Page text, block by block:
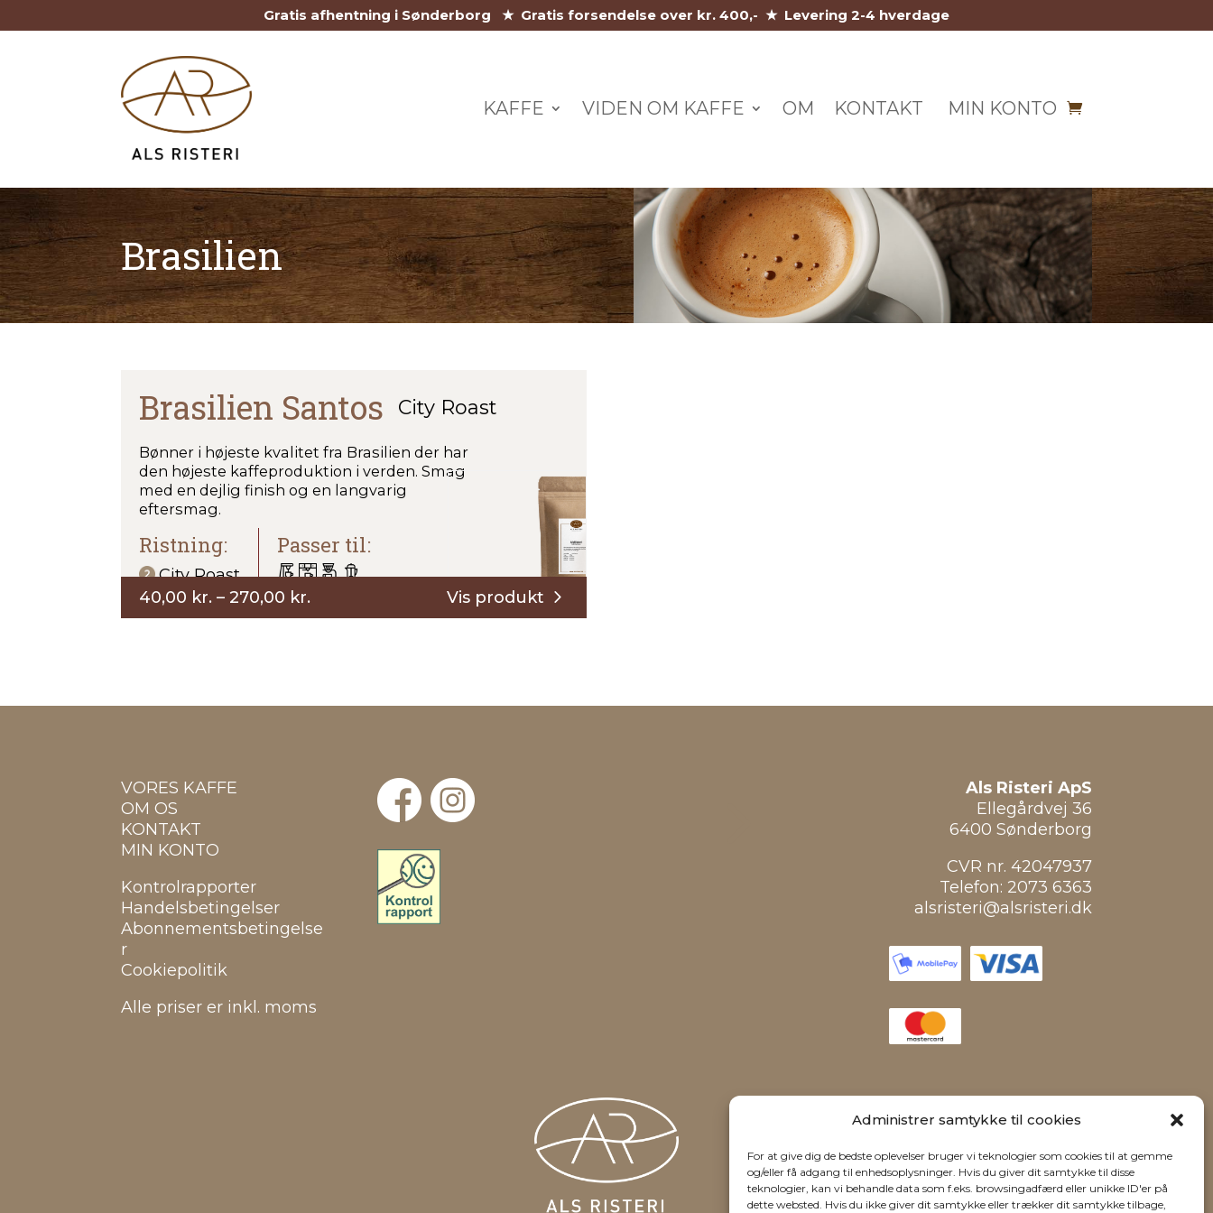
Administrer samtykke til cookies
For at give dig de bedste oplevelser bruger vi teknologier som cookies til at gemme
og/eller få adgang til enhedsoplysninger. Hvis du giver dit samtykke til disse
teknologier, kan vi behandle data som f.eks. browsingadfærd eller unikke ID'er på
dette websted. Hvis du ikke giver dit samtykke eller trækker dit samtykke tilbage,
Gratis afhentning i Sønderborg ★ Gratis forsendelse over kr. 400,- ★ Levering 2-4 hverdage
KAFFE VIDEN OM KAFFE OM KONTAKT MIN KONTO
Brasilien
Brasilien Santos City Roast
Bønner i højeste kvalitet fra Brasilien der har
den højeste kaffeproduktion i verden. Smag
med en dejlig finish og en langvarig
eftersmag.
Ristning:
City Roast
Passer til:
40,00 kr. – 270,00 kr.Prisinterval:
40,00 kr.
VORES KAFFE
OM OS
KONTAKT
MIN KONTO
Kontrolrapporter
Handelsbetingelser
Abonnementsbetingelse
r
Cookiepolitik
Alle priser er inkl. moms
Als Risteri ApS
Ellegårdvej 36
6400 Sønderborg
CVR nr. 42047937
Telefon: 2073 6363
alsristeri@alsristeri.dk